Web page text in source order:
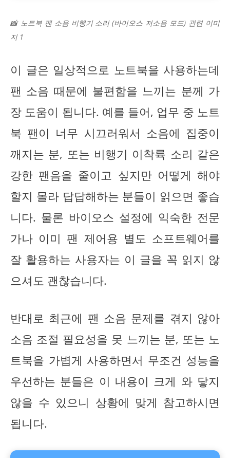
📸 노트북 팬 소음 비행기 소리 (바이오스 저소음 모드) 관련 이미
지 1
이 글은 일상적으로 노트북을 사용하는데
팬 소음 때문에 불편함을 느끼는 분께 가
장 도움이 됩니다. 예를 들어, 업무 중 노트
북 팬이 너무 시끄러워서 소음에 집중이
깨지는 분, 또는 비행기 이착륙 소리 같은
강한 팬음을 줄이고 싶지만 어떻게 해야
할지 몰라 답답해하는 분들이 읽으면 좋습
니다. 물론 바이오스 설정에 익숙한 전문
가나 이미 팬 제어용 별도 소프트웨어를
잘 활용하는 사용자는 이 글을 꼭 읽지 않
으셔도 괜찮습니다.
반대로 최근에 팬 소음 문제를 겪지 않아
소음 조절 필요성을 못 느끼는 분, 또는 노
트북을 가볍게 사용하면서 무조건 성능을
우선하는 분들은 이 내용이 크게 와 닿지
않을 수 있으니 상황에 맞게 참고하시면
됩니다.